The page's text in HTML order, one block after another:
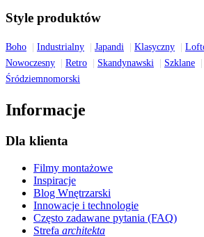
Style produktów
Boho Industrialny Japandi Klasyczny
Nowoczesny
Retro Skandynawski Szklane
Śródziemnomorski
Informacje
Dla klienta
Filmy montażowe
Inspiracje
Blog Wnętrzarski
Innowacje i technologie
Często zadawane pytania (FAQ)
Strefa architekta